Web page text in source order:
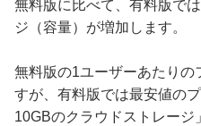
無料版に比べて、有料版で
ジ（容量）が増加します。
無料版の1ユーザーあたり
すが、有料版では最安値の
10GBのクラウドストレージ